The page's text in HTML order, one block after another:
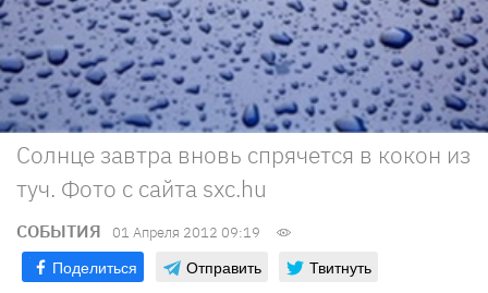
Солнце завтра вновь спрячется в кокон из
туч. Фото с сайта sxc.hu
СОБЫТИЯ 01 Апреля 2012 09:19
Поделиться Отправить Твитнуть